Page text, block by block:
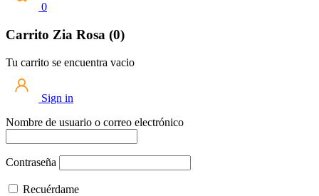
0
Carrito Zia Rosa (0)
Tu carrito se encuentra vacio
Sign in
Nombre de usuario o correo electrónico
Contraseña
Recuérdame